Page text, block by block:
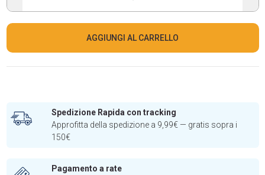
AGGIUNGI AL CARRELLO
Spedizione Rapida con tracking
Approfitta della spedizione a 9,99€ — gratis sopra i
150€
Pagamento a rate